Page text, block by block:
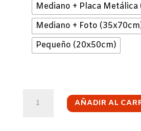
Mediano + Placa
Mediano + Foto
Pequeño (20x50cm)
PANORAMICO
PIRAMIDAL
CANTIDAD
AÑADIR AL